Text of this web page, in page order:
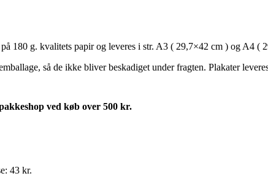
180 g. kvalitets papir og leveres i str. A3 ( 29,7×42 cm ) og A4 (
så de ikke bliver beskadiget under fragten. Plakater
ved køb over 500 kr.
43 kr.